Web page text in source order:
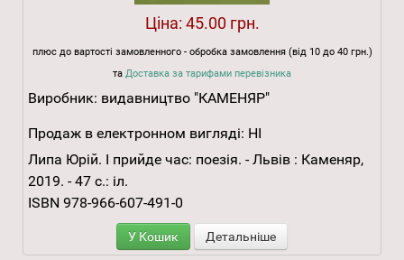
Ціна: 45.00 грн.
плюс до вартості замовленного - обробка замовлення (від 10 до 40 грн.)
та Доставка за тарифами перевізника
Виробник: видавництво "КАМЕНЯР"
Продаж в електронном вигляді: НІ
Липа Юрій. І прийде час: поезія. - Львів : Каменяр,
2019. - 47 с.: іл.
ISBN 978-966-607-491-0
У Кошик Детальніше